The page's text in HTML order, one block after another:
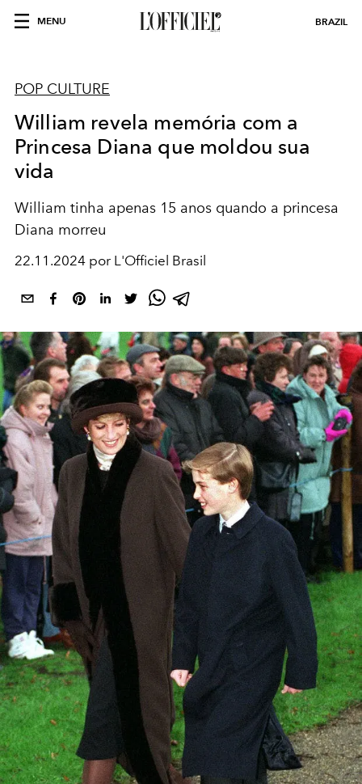
MENU BRAZIL
POP CULTURE
William revela memória com a
Princesa Diana que moldou sua
vida
William tinha apenas 15 anos quando a princesa
Diana morreu
22.11.2024 por L'Officiel Brasil